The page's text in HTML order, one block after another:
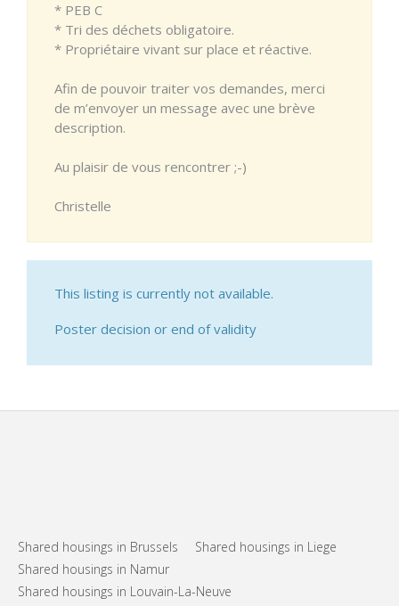
* PEB C
* Tri des déchets obligatoire.
* Propriétaire vivant sur place et réactive.
Afin de pouvoir traiter vos demandes, merci
de m’envoyer un message avec une brève
description.
Au plaisir de vous rencontrer ;-)
Christelle
This listing is currently not available.
Poster decision or end of validity
Shared housings in Brussels
Shared housings in Liege
Shared housings in Namur
Shared housings in Louvain-La-Neuve